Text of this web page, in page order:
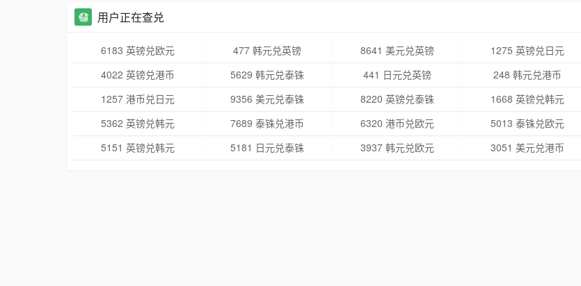
用户正在查兑
6183 英镑兑欧元 477 韩元兑英镑 8641 美元兑英镑
1275 英镑兑日元
4022 英镑兑港币
5629 韩元兑泰铢 441 日元兑英镑
248 韩元兑港币
1257 港币兑日元
9356 美元兑泰铢 8220 英镑兑泰铢
1668 英镑兑韩元
5362 英镑兑韩元
7689 泰铢兑港币 6320 港币兑欧元
5013 泰铢兑欧元
5151 英镑兑韩元
5181 日元兑泰铢 3937 韩元兑欧元 3051 美元兑港币